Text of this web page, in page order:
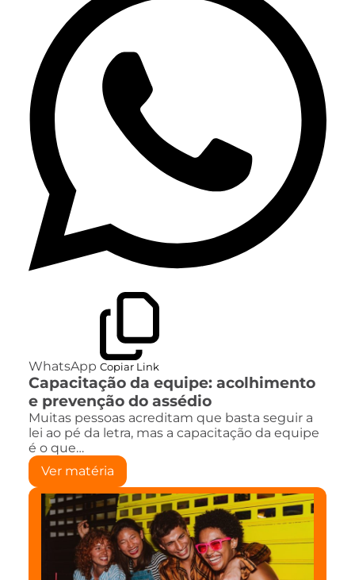
WhatsApp Copiar Link
Capacitação da equipe: acolhimento
e prevenção do assédio
Muitas pessoas acreditam que basta seguir a
lei ao pé da letra, mas a capacitação da equipe
é o que…
Ver matéria